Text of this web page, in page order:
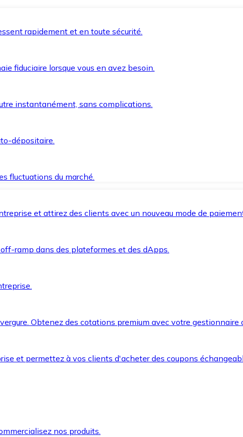
rapidement et en toute sécurité.
fiduciaire lorsque vous en avez besoin.
instantanément, sans complications.
dépositaire.
fluctuations du marché.
et attirez des clients avec un nouveau mode de
ramp dans des plateformes et des dApps.
Obtenez des cotations premium avec votre gestionnaire
et permettez à vos clients d'acheter des coupons
nos produits.